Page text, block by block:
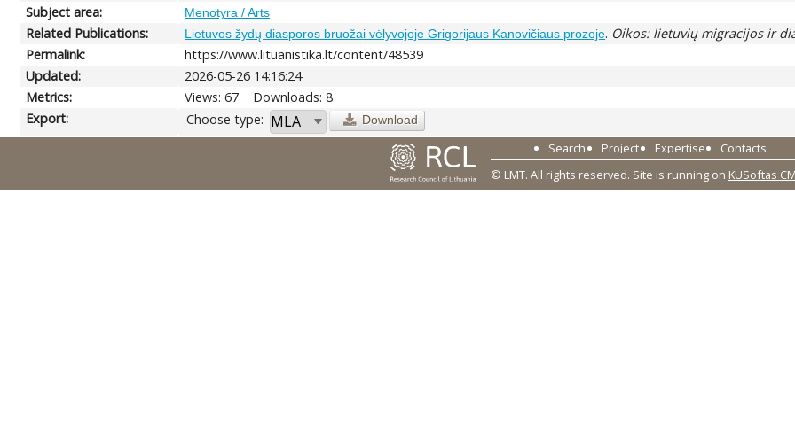
Subject area: Menotyra / Arts
Related Publications: Lietuvos žydų diasporos bruožai vėlyvojoje Grigorijaus Kanovičiaus prozoje. Oikos: lietuvių migracijos ir
Permalink:
https://www.lituanistika.lt/content/48539
Updated:
2026-05-26 14:16:24
Metrics:
Views: 67
Downloads: 8
Export:
Choose type: Download
Search Project Expertise
Contacts
© LMT. All rights reserved. Site is running on KUSoftas